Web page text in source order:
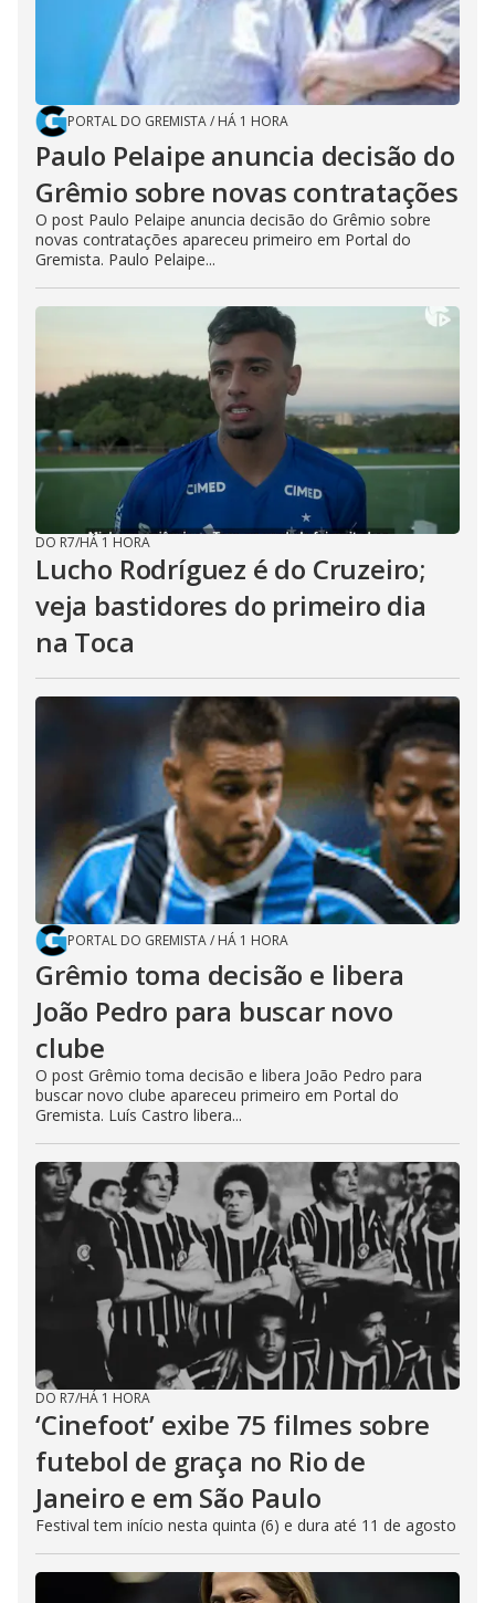
PORTAL DO GREMISTA/ HÁ 1 HORA
Paulo Pelaipe anuncia decisão do
Grêmio sobre novas contratações
O post Paulo Pelaipe anuncia decisão do Grêmio sobre
novas contratações apareceu primeiro em Portal do
Gremista. Paulo Pelaipe...
DO R7/HÁ 1 HORA
Lucho Rodríguez é do Cruzeiro;
veja bastidores do primeiro dia
na Toca
PORTAL DO GREMISTA/ HÁ 1 HORA
Grêmio toma decisão e libera
João Pedro para buscar novo
clube
O post Grêmio toma decisão e libera João Pedro para
buscar novo clube apareceu primeiro em Portal do
Gremista. Luís Castro libera...
DO R7/HÁ 1 HORA
‘Cinefoot’ exibe 75 filmes sobre
futebol de graça no Rio de
Janeiro e em São Paulo
Festival tem início nesta quinta (6) e dura até 11 de agosto